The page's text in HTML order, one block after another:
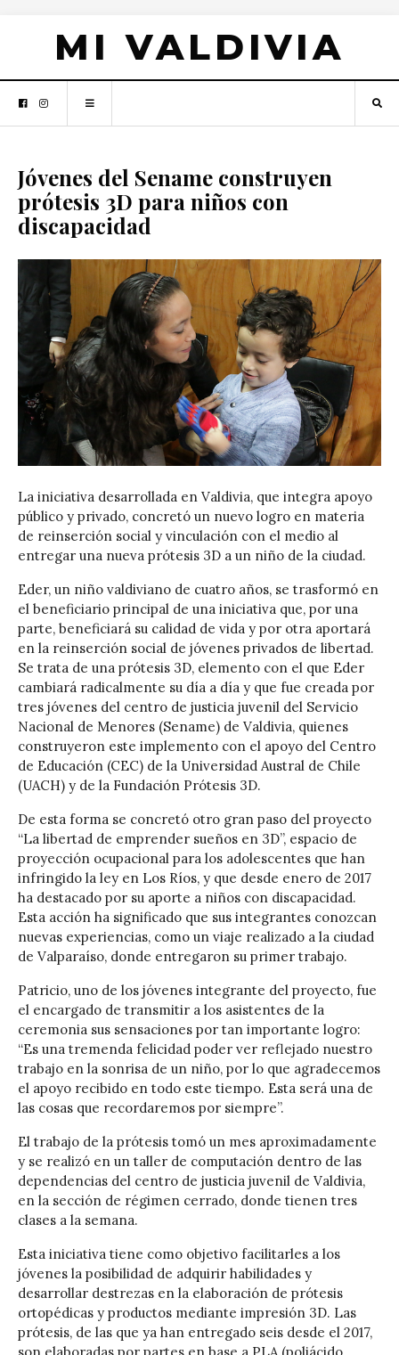
MI VALDIVIA
Jóvenes del Sename construyen
prótesis 3D para niños con
discapacidad
La iniciativa desarrollada en Valdivia, que integra apoyo
público y privado, concretó un nuevo logro en materia
de reinserción social y vinculación con el medio al
entregar una nueva prótesis 3D a un niño de la ciudad.
Eder, un niño valdiviano de cuatro años, se trasformó en
el beneficiario principal de una iniciativa que, por una
parte, beneficiará su calidad de vida y por otra aportará
en la reinserción social de jóvenes privados de libertad.
Se trata de una prótesis 3D, elemento con el que Eder
cambiará radicalmente su día a día y que fue creada por
tres jóvenes del centro de justicia juvenil del Servicio
Nacional de Menores (Sename) de Valdivia, quienes
construyeron este implemento con el apoyo del Centro
de Educación (CEC) de la Universidad Austral de Chile
(UACH) y de la Fundación Prótesis 3D.
De esta forma se concretó otro gran paso del proyecto
“La libertad de emprender sueños en 3D”, espacio de
proyección ocupacional para los adolescentes que han
infringido la ley en Los Ríos, y que desde enero de 2017
ha destacado por su aporte a niños con discapacidad.
Esta acción ha significado que sus integrantes conozcan
nuevas experiencias, como un viaje realizado a la ciudad
de Valparaíso, donde entregaron su primer trabajo.
Patricio, uno de los jóvenes integrante del proyecto, fue
el encargado de transmitir a los asistentes de la
ceremonia sus sensaciones por tan importante logro:
“Es una tremenda felicidad poder ver reflejado nuestro
trabajo en la sonrisa de un niño, por lo que agradecemos
el apoyo recibido en todo este tiempo. Esta será una de
las cosas que recordaremos por siempre”.
El trabajo de la prótesis tomó un mes aproximadamente
y se realizó en un taller de computación dentro de las
dependencias del centro de justicia juvenil de Valdivia,
en la sección de régimen cerrado, donde tienen tres
clases a la semana.
Esta iniciativa tiene como objetivo facilitarles a los
jóvenes la posibilidad de adquirir habilidades y
desarrollar destrezas en la elaboración de prótesis
ortopédicas y productos mediante impresión 3D. Las
prótesis, de las que ya han entregado seis desde el 2017,